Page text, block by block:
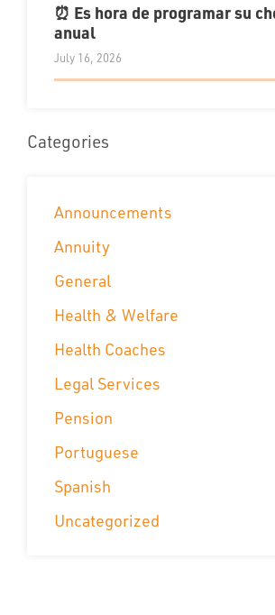
⏰ Es hora de programar su
anual
July 16, 2026
Categories
Announcements
Annuity
General
Health & Welfare
Health Coaches
Legal Services
Pension
Portuguese
Spanish
Uncategorized